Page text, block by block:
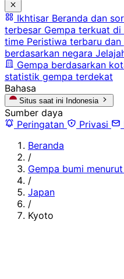
Ikhtisar Beranda dan
terbesar Gempa terkuat di
time Peristiwa terbaru
berdasarkan negara
Gempa berdasarkan
statistik gempa terdekat
Bahasa
Situs saat ini Indonesia
Sumber daya
Peringatan
Privasi
Beranda
/
Gempa bumi
/
Japan
/
Kyoto